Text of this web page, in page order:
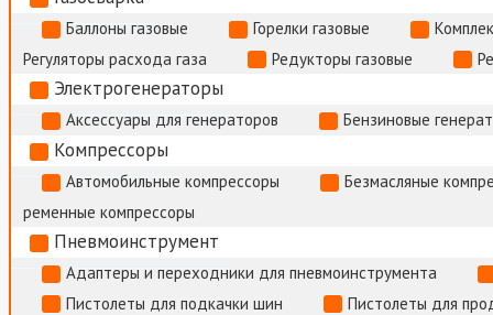
Баллоны газовые Горелки газовые
Регуляторы расхода газа
Редукторы газовые
Электрогенераторы
Аксессуары для генераторов Бензиновые
Компрессоры
Автомобильные компрессоры
Безмасляные
ременные компрессоры
Пневмоинструмент
Адаптеры и переходники для пневмоинструмента
Пистолеты для подкачки шин
Пистолеты для